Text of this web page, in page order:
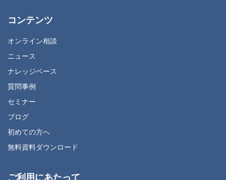
コンテンツ
オンライン相談
ニュース
ナレッジベース
質問事例
セミナー
ブログ
初めての方へ
無料資料ダウンロード
ご利用にあたって